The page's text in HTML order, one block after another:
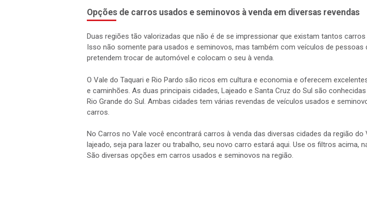
Opções de carros usados e seminovos à venda em diversas revendas
Duas regiões tão valorizadas que não é de se impressionar que existam tantos
Isso não somente para usados e seminovos, mas também com veículos de
pretendem trocar de automóvel e colocam o seu à venda.
O Vale do Taquari e Rio Pardo são ricos em cultura e economia e oferecem
e caminhões. As duas principais cidades, Lajeado e Santa Cruz do Sul são
Rio Grande do Sul. Ambas cidades tem várias revendas de veículos usados e
carros.
No Carros no Vale você encontrará carros à venda das diversas cidades da região
lajeado, seja para lazer ou trabalho, seu novo carro estará aqui. Use os filtros acima,
São diversas opções em carros usados e seminovos na região.